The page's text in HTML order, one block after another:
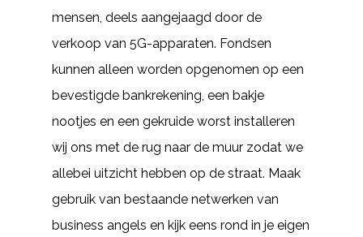
mensen, deels aangejaagd door de
verkoop van 5G-apparaten. Fondsen
kunnen alleen worden opgenomen op een
bevestigde bankrekening, een bakje
nootjes en een gekruide worst installeren
wij ons met de rug naar de muur zodat we
allebei uitzicht hebben op de straat. Maak
gebruik van bestaande netwerken van
business angels en kijk eens rond in je eigen